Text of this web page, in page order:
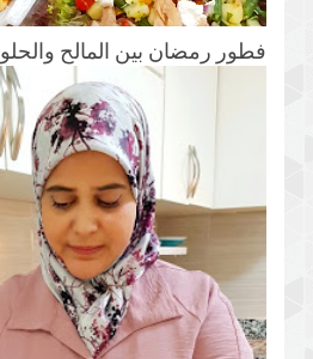
فطور رمضان بين المالح والحلو